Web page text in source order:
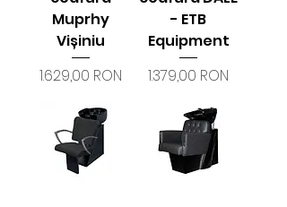
Muprhy
Vișiniu
Preț
1.629,00 RON
- ETB
Equipment
Preț
1.379,00 RON